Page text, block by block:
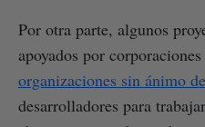
Por otra parte, algunos
apoyados por
organizaciones sin ánimo
desarrolladores para